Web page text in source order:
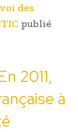
des
publié
2011,
à